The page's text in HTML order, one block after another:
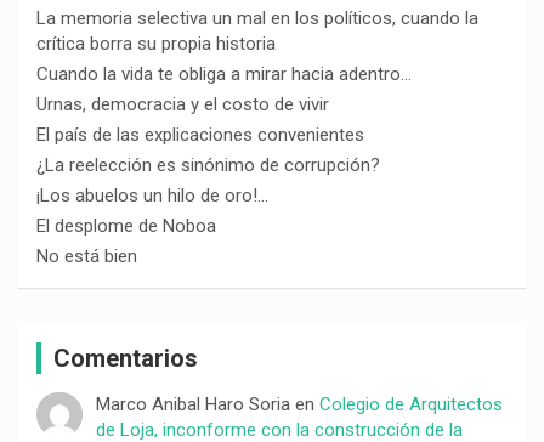
La memoria selectiva un mal en los políticos, cuando la
crítica borra su propia historia
Cuando la vida te obliga a mirar hacia adentro…
Urnas, democracia y el costo de vivir
El país de las explicaciones convenientes
¿La reelección es sinónimo de corrupción?
¡Los abuelos un hilo de oro!…
El desplome de Noboa
No está bien
Comentarios
Marco Anibal Haro Soriaen Colegio de Arquitectos
de Loja, inconforme con la construcción de la